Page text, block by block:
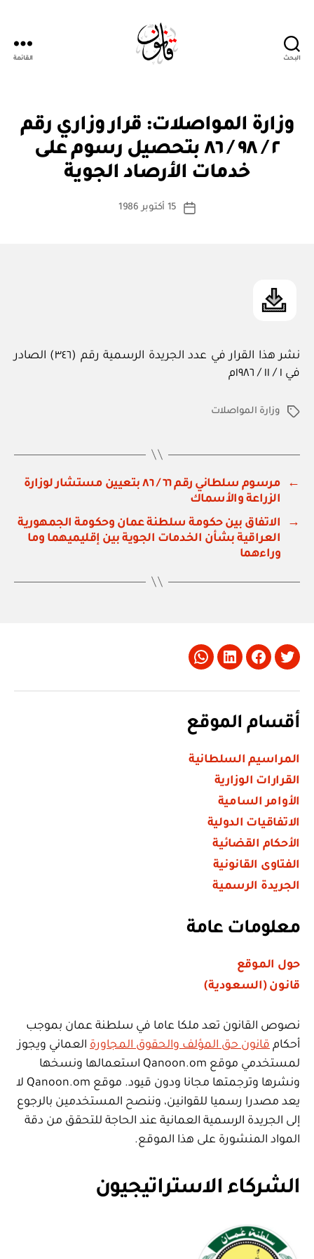
البحث القائمة
التصنيفات
وزارة المواصلات: قرار وزاري رقم
٢ / ٩٨ / ٨٦ بتحصيل رسوم على
خدمات الأرصاد الجوية
كاتب
بو
س
ة
تاريخ
15 أكتوبر 1986
نشر هذا القرار في عدد الجريدة الرسمية رقم (٣٤٦) الصادر
في ١ / ١١ / ١٩٨٦م
الوسوموزارة المواصلات
←
مرسوم سلطاني رقم ٦٦ / ٨٦ بتعيين مستشار لوزارة
الزراعة والأسماك
→
الاتفاق بين حكومة سلطنة عمان وحكومة الجمهورية
العراقية بشأن الخدمات الجوية بين إقليميهما وما
وراءهما
Twitter
Facebook
LinkedIn
Whatsapp
أقسام الموقع
المراسيم السلطانية
القرارات الوزارية
الأوامر السامية
الاتفاقيات الدولية
الأحكام القضائية
الفتاوى القانونية
الجريدة الرسمية
معلومات عامة
حول الموقع
قانون (السعودية)
نصوص القانون تعد ملكا عاما في سلطنة عمان بموجب
أحكام قانون حق المؤلف والحقوق المجاورة العماني ويجوز
لمستخدمي موقع Qanoon.om استعمالها ونسخها
ونشرها وترجمتها مجانا ودون قيود. موقع Qanoon.om لا
يعد مصدرا رسميا للقوانين، وننصح المستخدمين بالرجوع
إلى الجريدة الرسمية العمانية عند الحاجة للتحقق من دقة
المواد المنشورة على هذا الموقع.
الشركاء الاستراتيجيون